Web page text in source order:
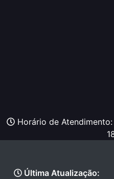
Horário de Atendimento:
Última Atualização: